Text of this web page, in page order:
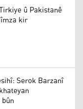
û Pakistanê
kir
Serok Barzanî